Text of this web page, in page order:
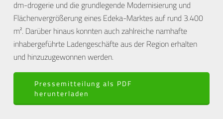
dm-drogerie und die grundlegende Modernisierung und
Flächenvergrößerung eines Edeka-Marktes auf rund 3.400
m². Darüber hinaus konnten auch zahlreiche namhafte
inhabergeführte Ladengeschäfte aus der Region erhalten
und hinzuzugewonnen werden.
Pressemitteilung als PDF
herunterladen